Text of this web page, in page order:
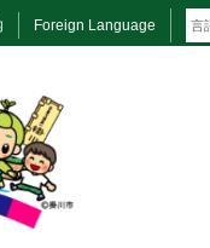
Foreign Language